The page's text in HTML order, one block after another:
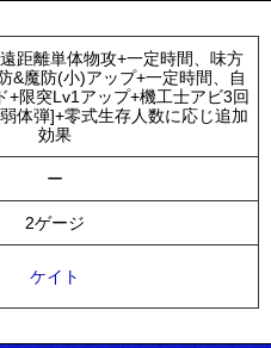
距離単体物攻+一定時間、味方
&魔防(小)アップ+一定時間、自
+限突Lv1アップ+機工士アビ3回
体弾]+零式生存人数に応じ追加
効果
ー
2ゲージ
ケイト